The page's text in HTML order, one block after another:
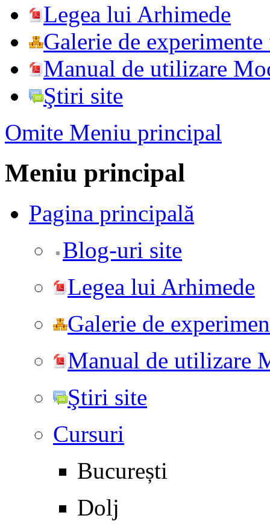
Legea lui Arhimede
Galerie de
Manual de utilizare
Ştiri site
Omite Meniu principal
Meniu principal
Pagina principală
Blog-uri site
Legea lui Arhimede
Galerie de
Manual de utilizare
Ştiri site
Cursuri
București
Dolj